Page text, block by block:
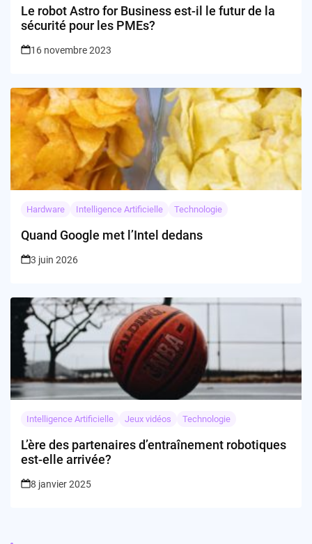
Le robot Astro for Business est-il le futur de la
sécurité pour les PMEs?
16 novembre 2023
Hardware Intelligence Artificielle Technologie
Quand Google met l’Intel dedans
3 juin 2026
Intelligence Artificielle Jeux vidéos Technologie
L’ère des partenaires d’entraînement robotiques
est-elle arrivée?
8 janvier 2025